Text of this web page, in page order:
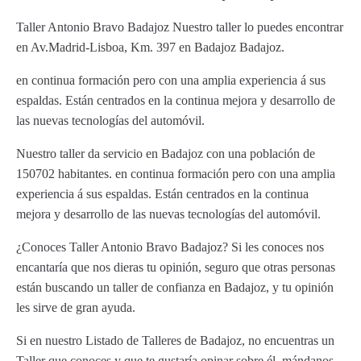
Taller Antonio Bravo Badajoz Nuestro taller lo puedes encontrar
en Av.Madrid-Lisboa, Km. 397 en Badajoz Badajoz.
en continua formación pero con una amplia experiencia á sus
espaldas. Están centrados en la continua mejora y desarrollo de
las nuevas tecnologías del automóvil.
Nuestro taller da servicio en Badajoz con una población de
150702 habitantes. en continua formación pero con una amplia
experiencia á sus espaldas. Están centrados en la continua
mejora y desarrollo de las nuevas tecnologías del automóvil.
¿Conoces Taller Antonio Bravo Badajoz? Si les conoces nos
encantaría que nos dieras tu opinión, seguro que otras personas
están buscando un taller de confianza en Badajoz, y tu opinión
les sirve de gran ayuda.
Si en nuestro Listado de Talleres de Badajoz, no encuentras un